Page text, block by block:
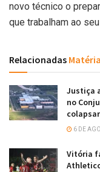
novo técnico o
que trabalham ao
Relacionadas
Justiça
no
colapsar
6 DE
Vitória